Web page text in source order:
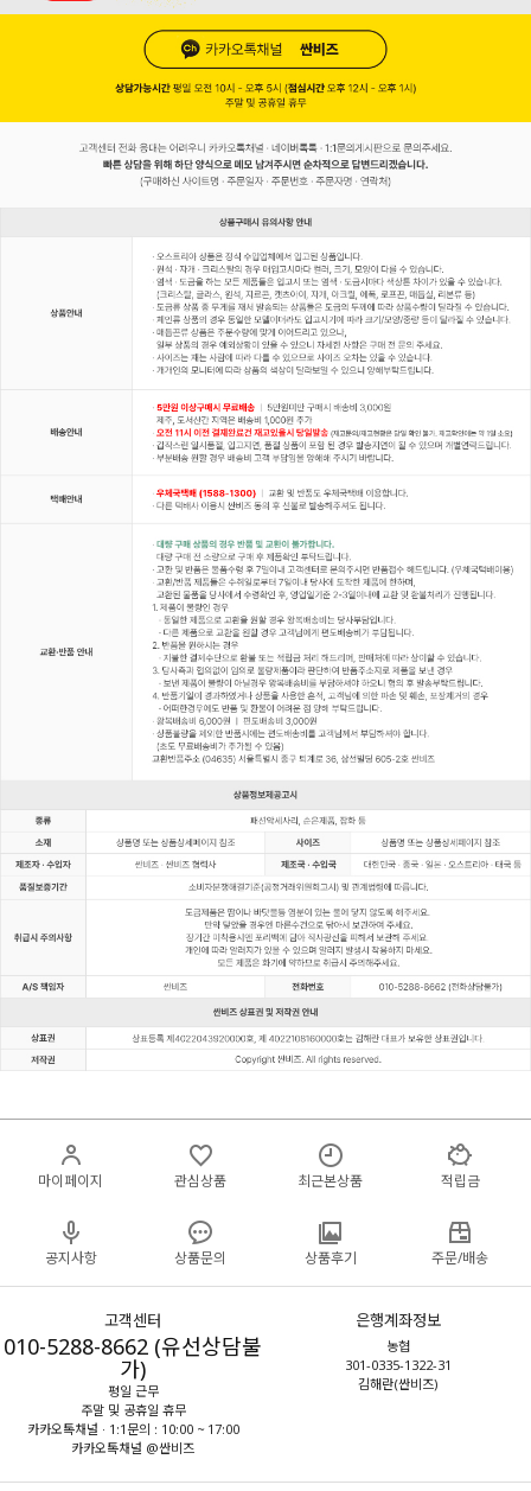
마이페이지 관심상품 최근본상품 적립금
공지사항 상품문의 상품후기 주문/배송
고객센터
010-5288-8662 (유선상담불
가)
평일 근무
주말 및 공휴일 휴무
카카오톡채널 · 1:1문의 : 10:00 ~ 17:00
카카오톡채널 @싼비즈
은행계좌정보
농협
301-0335-1322-31
김해란(싼비즈)